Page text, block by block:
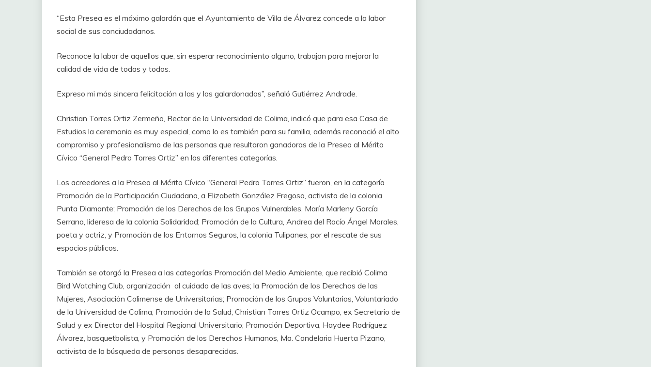
“Esta Presea es el máximo galardón que el Ayuntamiento de Villa de Álvarez concede a la labor
social de sus conciudadanos.
Reconoce la labor de aquellos que, sin esperar reconocimiento alguno, trabajan para mejorar la
calidad de vida de todas y todos.
Expreso mi más sincera felicitación a las y los galardonados”, señaló Gutiérrez Andrade.
Christian Torres Ortiz Zermeño, Rector de la Universidad de Colima, indicó que para esa Casa de
Estudios la ceremonia es muy especial, como lo es también para su familia, además reconoció el alto
compromiso y profesionalismo de las personas que resultaron ganadoras de la Presea al Mérito
Cívico “General Pedro Torres Ortiz” en las diferentes categorías.
Los acreedores a la Presea al Mérito Cívico “General Pedro Torres Ortiz” fueron, en la categoría
Promoción de la Participación Ciudadana, a Elizabeth González Fregoso, activista de la colonia
Punta Diamante; Promoción de los Derechos de los Grupos Vulnerables, María Marleny García
Serrano, lideresa de la colonia Solidaridad; Promoción de la Cultura, Andrea del Rocío Ángel Morales,
poeta y actriz, y Promoción de los Entornos Seguros, la colonia Tulipanes, por el rescate de sus
espacios públicos.
También se otorgó la Presea a las categorías Promoción del Medio Ambiente, que recibió Colima
Bird Watching Club, organización al cuidado de las aves; la Promoción de los Derechos de las
Mujeres, Asociación Colimense de Universitarias; Promoción de los Grupos Voluntarios, Voluntariado
de la Universidad de Colima; Promoción de la Salud, Christian Torres Ortiz Ocampo, ex Secretario de
Salud y ex Director del Hospital Regional Universitario; Promoción Deportiva, Haydee Rodríguez
Álvarez, basquetbolista, y Promoción de los Derechos Humanos, Ma. Candelaria Huerta Pizano,
activista de la búsqueda de personas desaparecidas.